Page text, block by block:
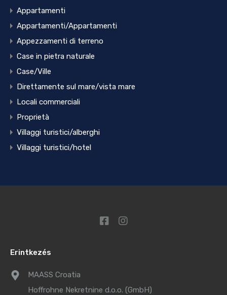
Appartamenti
Appartamenti/Appartamenti
Appezzamenti di terreno
Case in pietra naturale
Case/Ville
Direttamente sul mare/vista mare
Locali commerciali
Proprietà
Villaggi turistici/alberghi
Villaggi turistici/hotel
Erintkezés
MAASS Croatia
Hoffrohne Nekretnine d.o.o. (GmbH)